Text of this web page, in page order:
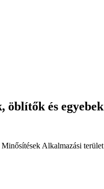
öblítők és egyebek
Minősítések Alkalmazási terület